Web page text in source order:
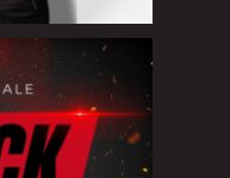
Studio